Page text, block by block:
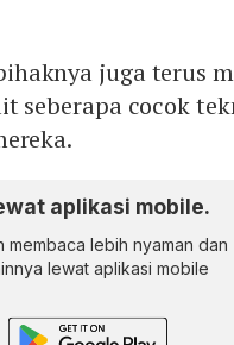
juga terus
seberapa cocok
aplikasi mobile.
membaca lebih nyaman dan
lewat aplikasi mobile